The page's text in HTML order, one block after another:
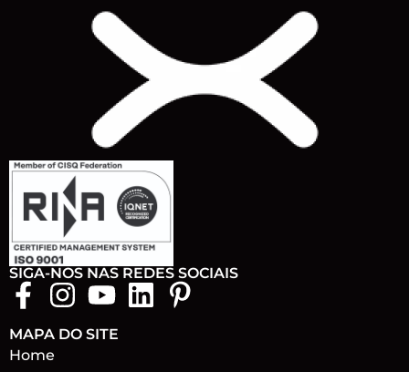
SIGA-NOS NAS REDES SOCIAIS
MAPA DO SITE
Home